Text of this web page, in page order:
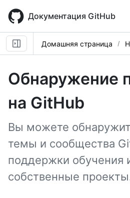
main
content
Документация GitHub
Домашняя страница
Обнаружение
на GitHub
Вы можете
темы и сообщества
поддержки обучения
собственные